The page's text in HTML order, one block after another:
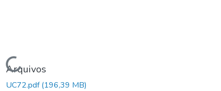
Carregando...
Arquivos
UC72.pdf(196,39 MB)